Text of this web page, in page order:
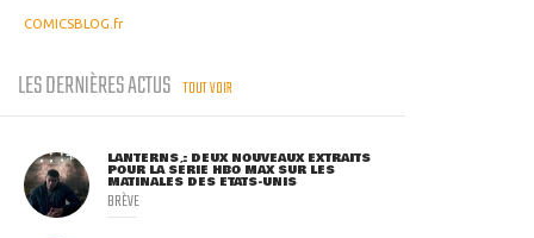
COMICSBLOG.fr
LES DERNIÈRES ACTUS TOUT VOIR
LANTERNS : DEUX NOUVEAUX EXTRAITS
POUR LA SÉRIE HBO MAX SUR LES
MATINALES DES ETATS-UNIS
BRÈVE